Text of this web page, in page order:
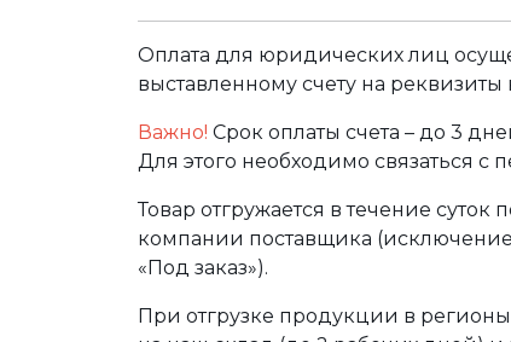
Оплата для юридических лиц
выставленному счету на
Важно! Срок оплаты счета – до 3
Для этого необходимо связаться
Товар отгружается в течение
компании поставщика (исключение
«Под заказ»).
При отгрузке продукции в